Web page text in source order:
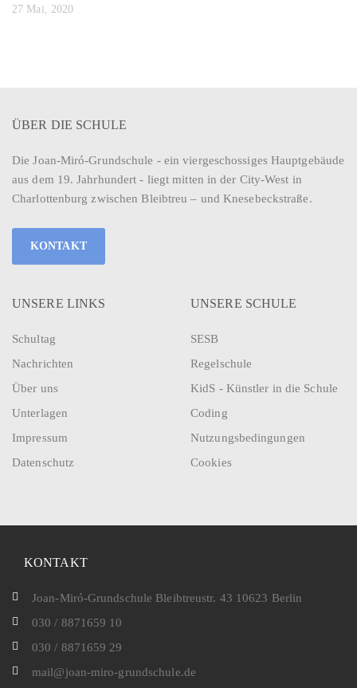
27 Mai, 2020
ÜBER DIE SCHULE
Die Joan-Miró-Grundschule - ein viergeschossiges Hauptgebäude
aus dem 19. Jahrhundert - liegt mitten in der City-West in
Charlottenburg zwischen Bleibtreu – und Knesebeckstraße.
KONTAKT
UNSERE LINKS
Schultag
Nachrichten
Über uns
Unterlagen
Impressum
Datenschutz
UNSERE SCHULE
SESB
Regelschule
KidS - Künstler in die Schule
Coding
Nutzungsbedingungen
Cookies
KONTAKT
Joan-Miró-Grundschule Bleibtreustr. 43 10623 Berlin
030 / 8871659 10
030 / 8871659 29
mail@joan-miro-grundschule.de